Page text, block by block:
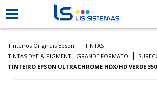
Tinteiros Originais Epson
TINTAS
TINTAS DYE & PIGMENT - GRANDE FORMATO
TINTEIRO EPSON ULTRACHROME HDX/HD VERDE